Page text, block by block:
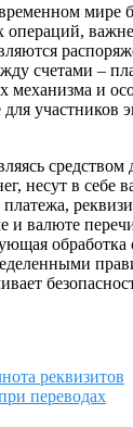
мире
операций,
счетами –
и
участников
средством
несут в себе
и валюте
обработка
реквизитов
переводах